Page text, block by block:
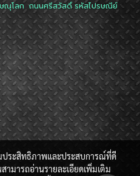
ษณุโลก ถนนศรีสวัสดิ์ รหัสไปรษณีย์
ประสิทธิภาพและประสบการณ์ที่ดี
ามารถอ่านรายละเอียดเพิ่มเติม